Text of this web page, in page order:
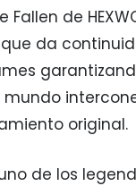
Fallen de
da
mundo
original.
de los